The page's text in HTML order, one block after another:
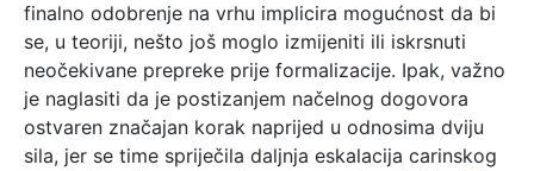
finalno odobrenje na vrhu implicira mogućnost da bi
se, u teoriji, nešto još moglo izmijeniti ili iskrsnuti
neočekivane prepreke prije formalizacije. Ipak, važno
je naglasiti da je postizanjem načelnog dogovora
ostvaren značajan korak naprijed u odnosima dviju
sila, jer se time spriječila daljnja eskalacija carinskog